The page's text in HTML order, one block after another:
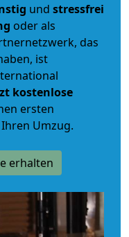
und stressfrei
oder als
das
ist
kostenlose
ersten
Umzug.
erhalten